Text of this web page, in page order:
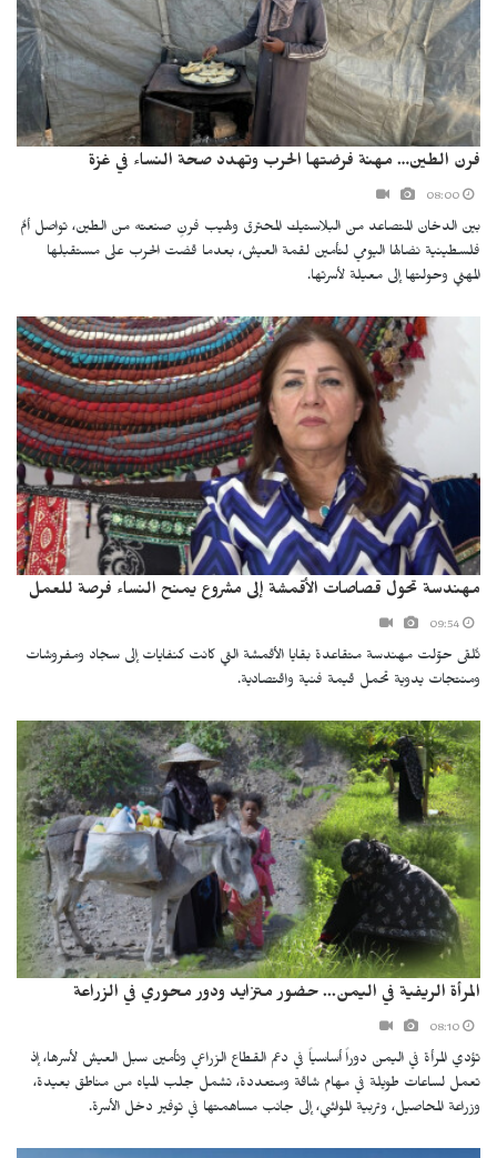
فرن الطين… مهنة فرضتها الحرب وتهدد صحة النساء في غزة
بين الدخان المتصاعد من البلاستيك المحترق ولهيب فرنٍ صنعته من الطين، تواصل أمٌ
فلسطينية نضالها اليومي لتأمين لقمة العيش، بعدما قضت الحرب على مستقبلها
المهني وحولتها إلى معيلة لأسرتها.
مهندسة تحول قصاصات الأقمشة إلى مشروع يمنح النساء فرصة للعمل
تُلقى حوّلت مهندسة متقاعدة بقايا الأقمشة التي كانت كنفايات إلى سجاد ومفروشات
ومنتجات يدوية تحمل قيمة فنية واقتصادية.
المرأة الريفية في اليمن... حضور متزايد ودور محوري في الزراعة
تؤدي المرأة في اليمن دوراً أساسياً في دعم القطاع الزراعي وتأمين سبل العيش لأسرها، إذ
تعمل لساعات طويلة في مهام شاقة ومتعددة، تشمل جلب المياه من مناطق بعيدة،
وزراعة المحاصيل، وتربية المواشي، إلى جانب مساهمتها في توفير دخل الأسرة.